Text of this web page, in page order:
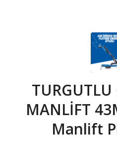
TURGUTLU
MANLİFT
Manlift